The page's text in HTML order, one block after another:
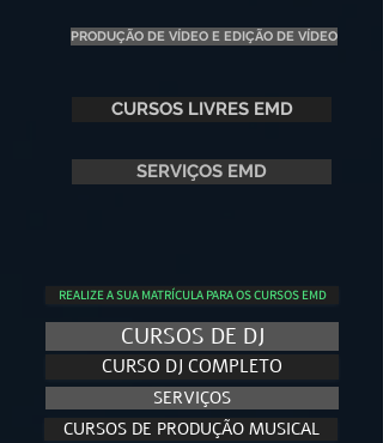
PRODUÇÃO DE VÍDEO E EDIÇÃO DE VÍDEO
CURSOS LIVRES EMD
SERVIÇOS EMD
REALIZE A SUA MATRÍCULA PARA OS CURSOS EMD
CURSOS DE DJ
CURSO DJ COMPLETO
SERVIÇOS
CURSOS DE PRODUÇÃO MUSICAL